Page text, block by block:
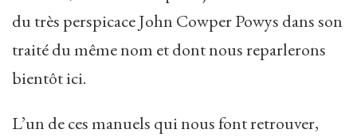
du très perspicace John Cowper Powys dans son
traité du même nom et dont nous reparlerons
bientôt ici.
L’un de ces manuels qui nous font retrouver,